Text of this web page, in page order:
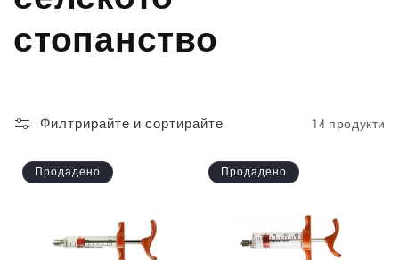
стопанство
Филтрирайте и сортирайте 14 продукти
Продадено Продадено